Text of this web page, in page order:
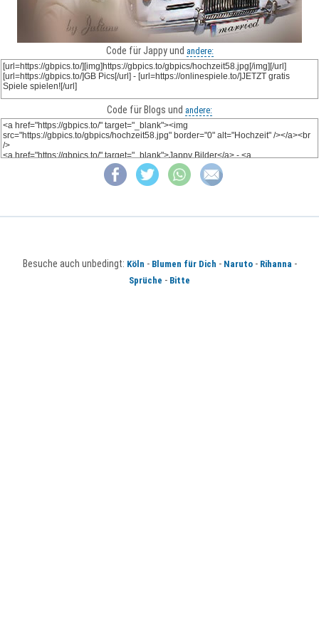
Code für Jappy und andere:
Code für Blogs und andere:
Besuche auch unbedingt: Köln - Blumen für Dich - Naruto- Rihanna -
Sprüche - Bitte